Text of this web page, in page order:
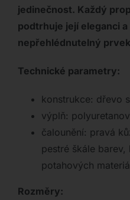
jedinečnost. Každý
podtrhuje její eleganci a
nepřehlédnutelný
Technické parametry:
konstrukce: dřevo
výplň:
čalounění: pravá
pestré škále
potahových
Rozměry: